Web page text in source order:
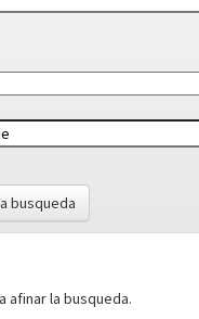
busqueda
afinar la busqueda.